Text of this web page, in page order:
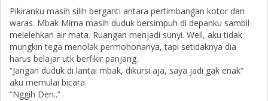
Pikiranku masih silih berganti antara pertimbangan kotor dan
waras. Mbak Mirna masih duduk bersimpuh di depanku sambil
melelehkan air mata. Ruangan menjadi sunyi. Well, aku tidak
mungkin tega menolak permohonanya, tapi setidaknya dia
harus belajar utk berfikir panjang.
“Jangan duduk di lantai mbak, dikursi aja, saya jadi gak enak”
aku memulai bicara.
“Nggih Den..”